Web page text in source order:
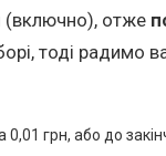
(включно), отже
тоді радимо
грн, або до